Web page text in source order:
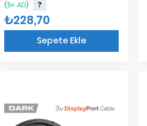
(5+ AD)
₺228,70
Sepete Ekle